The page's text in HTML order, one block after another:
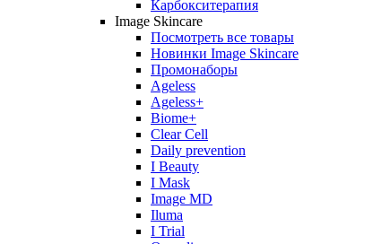
Карбокситерапия
Image Skincare
Посмотреть все товары
Новинки Image Skincare
Промонаборы
Ageless
Ageless+
Biome+
Clear Cell
Daily prevention
I Beauty
I Mask
Image MD
Iluma
I Trial